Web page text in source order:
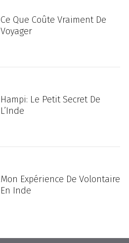
Ce Que Coûte Vraiment De
Voyager
Hampi: Le Petit Secret De
L’Inde
Mon Expérience De Volontaire
En Inde